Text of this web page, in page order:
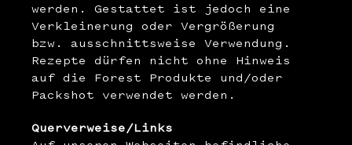
werden. Gestattet ist jedoch eine
Verkleinerung oder Vergrößerung
bzw. ausschnittsweise Verwendung.
Rezepte dürfen nicht ohne Hinweis
auf die Forest Produkte und/oder
Packshot verwendet werden.
Querverweise/Links